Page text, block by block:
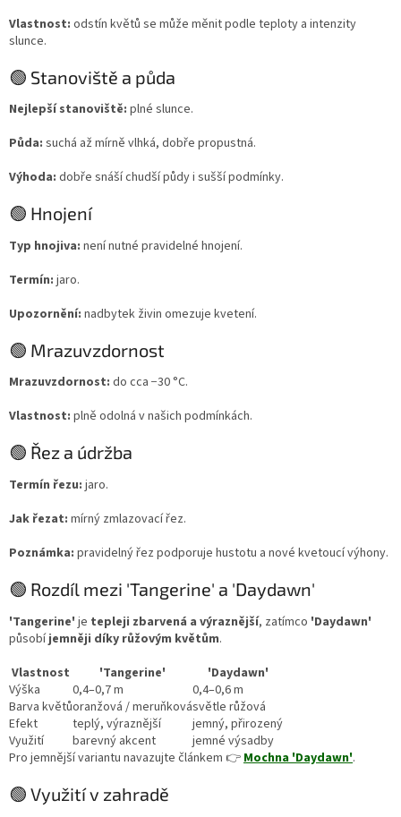
Vlastnost: odstín květů se může měnit podle teploty a intenzity
slunce.
🟢 Stanoviště a půda
Nejlepší stanoviště: plné slunce.
Půda: suchá až mírně vlhká, dobře propustná.
Výhoda: dobře snáší chudší půdy i sušší podmínky.
🟢 Hnojení
Typ hnojiva: není nutné pravidelné hnojení.
Termín: jaro.
Upozornění: nadbytek živin omezuje kvetení.
🟢 Mrazuvzdornost
Mrazuvzdornost: do cca −30 °C.
Vlastnost: plně odolná v našich podmínkách.
🟢 Řez a údržba
Termín řezu: jaro.
Jak řezat: mírný zmlazovací řez.
Poznámka: pravidelný řez podporuje hustotu a nové kvetoucí výhony.
🟢 Rozdíl mezi 'Tangerine' a 'Daydawn'
'Tangerine' je tepleji zbarvená a výraznější, zatímco 'Daydawn'
působíjemněji díky růžovým květům.
Vlastnost
'Tangerine'
'Daydawn'
Výška
0,4–0,7 m
0,4–0,6 m
Barva květůoranžová / meruňkovásvětle růžová
Efekt
teplý, výraznější
jemný, přirozený
Využití
barevný akcent
jemné výsadby
Pro jemnější variantu navazujte článkem 👉 Mochna 'Daydawn'.
🟢 Využití v zahradě